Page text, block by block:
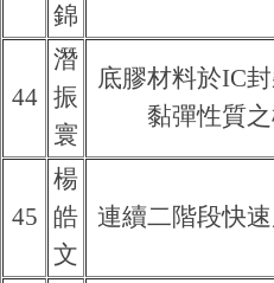
錦
44
潛
振
寰
底膠材料於IC
黏彈性質
45
楊
皓
文
連續二階段快